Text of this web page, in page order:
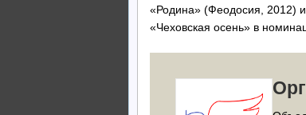
«Родина» (Феодосия, 2012)
«Чеховская осень» в